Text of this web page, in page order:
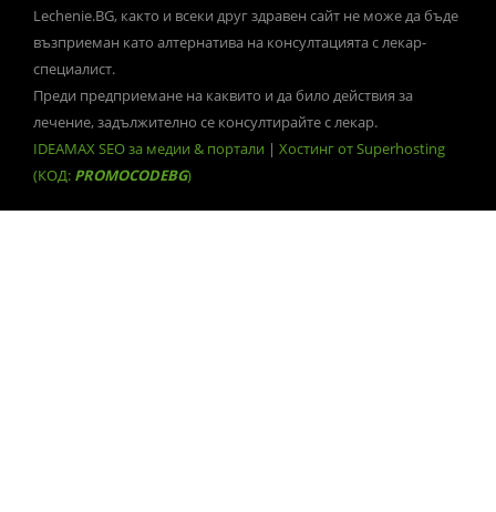
Lechenie.BG, както и всеки друг здравен сайт не може да бъде
възприеман като алтернатива на консултацията с лекар-
специалист.
Преди предприемане на каквито и да било действия за
лечение, задължително се консултирайте с лекар.
IDEAMAX SEO за медии & портали | Хостинг от Superhosting
(КОД: PROMOCODEBG)